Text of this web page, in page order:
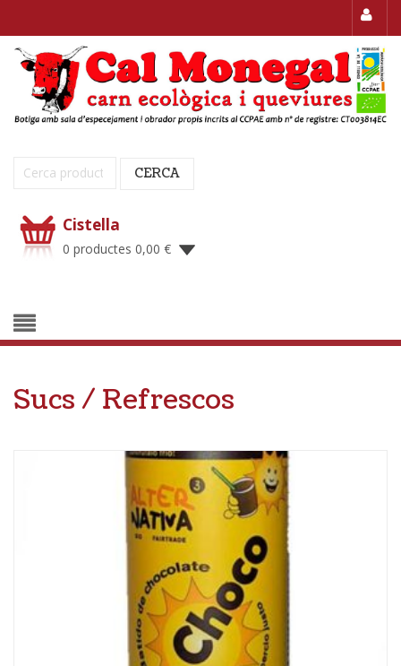
Cerca: CERCA
Cistella
0 productes 0,00 €
Sucs / Refrescos